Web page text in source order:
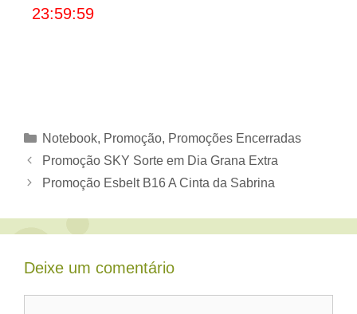
23:59:59
Categorias
Notebook, Promoção, Promoções Encerradas
Promoção SKY Sorte em Dia Grana Extra
Promoção Esbelt B16 A Cinta da Sabrina
Deixe um comentário